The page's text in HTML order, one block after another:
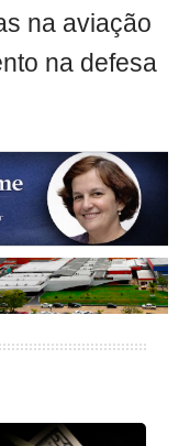
na aviação
na defesa